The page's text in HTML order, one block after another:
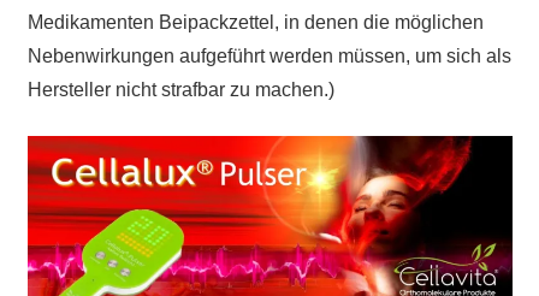
Medikamenten Beipackzettel, in denen die möglichen
Nebenwirkungen aufgeführt werden müssen, um sich als
Hersteller nicht strafbar zu machen.)